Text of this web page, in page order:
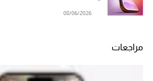
08/06/2026
مراجعات